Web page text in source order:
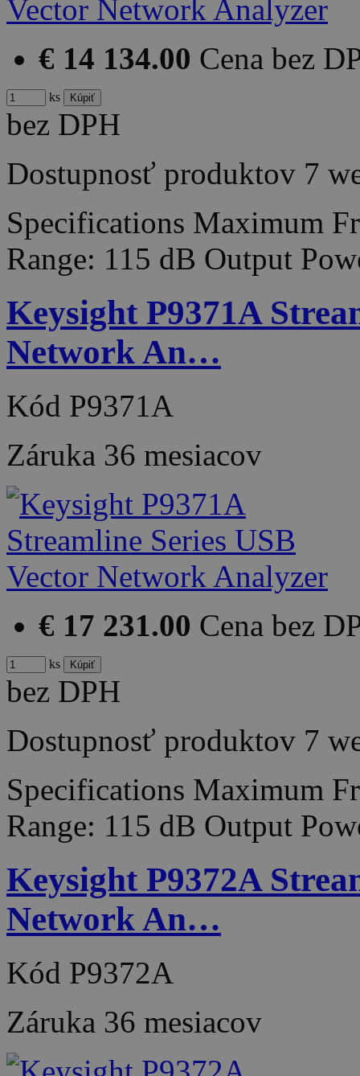
€ 14 134.00 Cena bez
ks
bez DPH
Dostupnosť produktov 7
Specifications Maximum
Range: 115 dB Output
Keysight P9371A
Network An…
Kód P9371A
Záruka 36 mesiacov
€ 17 231.00 Cena bez
ks
bez DPH
Dostupnosť produktov 7
Specifications Maximum
Range: 115 dB Output
Keysight P9372A
Network An…
Kód P9372A
Záruka 36 mesiacov